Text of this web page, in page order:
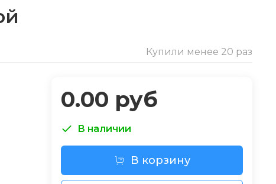
Купили менее 20 раз
0.00 руб
В наличии
В корзину